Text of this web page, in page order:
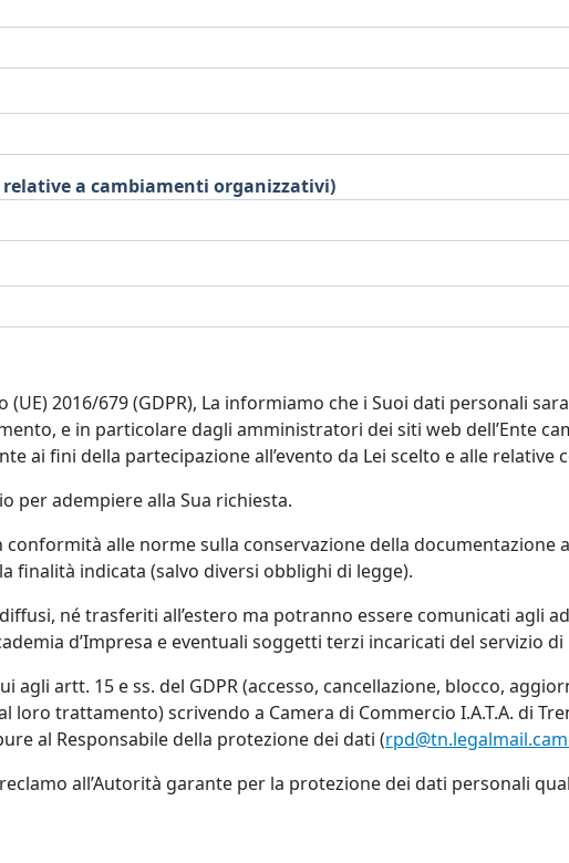
a cambiamenti organizzativi)
(UE) 2016/679 (GDPR), La informiamo che i Suoi dati personali
e in particolare dagli amministratori dei siti web dell’Ente
ai fini della partecipazione all’evento da Lei scelto e alle relative
per adempiere alla Sua richiesta.
alle norme sulla conservazione della documentazione
finalità indicata (salvo diversi obblighi di legge).
né trasferiti all’estero ma potranno essere comunicati agli
d’Impresa e eventuali soggetti terzi incaricati del servizio
agli artt. 15 e ss. del GDPR (accesso, cancellazione, blocco,
trattamento) scrivendo a Camera di Commercio I.A.T.A. di
al Responsabile della protezione dei dati (
all’Autorità garante per la protezione dei dati personali